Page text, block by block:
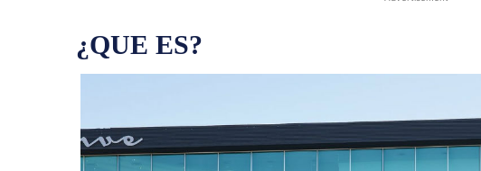
¿QUE ES?